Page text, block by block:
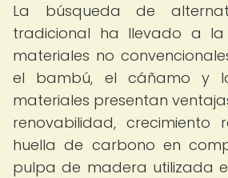
La búsqueda de
tradicional ha llevado a la
materiales no
el bambú, el cáñamo y
materiales presentan
renovabilidad, crecimiento
huella de carbono en
pulpa de madera utilizada